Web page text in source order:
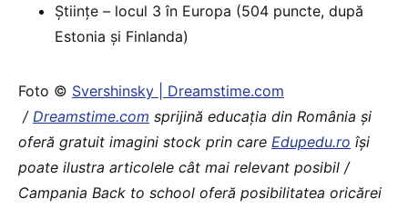
Științe – locul 3 în Europa (504 puncte, după
Estonia și Finlanda)
Foto © Svershinsky | Dreamstime.com
/ Dreamstime.com sprijină educaţia din România şi
oferă gratuit imagini stock prin care Edupedu.ro îşi
poate ilustra articolele cât mai relevant posibil /
Campania Back to school oferă posibilitatea oricărei